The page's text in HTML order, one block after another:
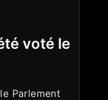
voté le
Parlement